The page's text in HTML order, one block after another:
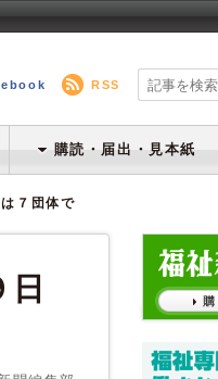
RSS
購読・届出・見本紙
７団体で